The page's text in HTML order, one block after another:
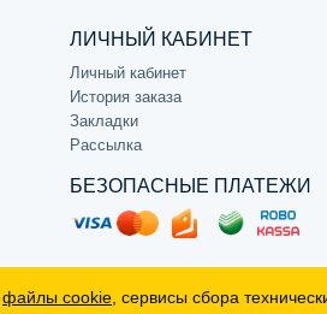
ЛИЧНЫЙ КАБИНЕТ
Личный кабинет
История заказа
Закладки
Рассылка
БЕЗОПАСНЫЕ ПЛАТЕЖИ
файлы cookie , сервисы сбора